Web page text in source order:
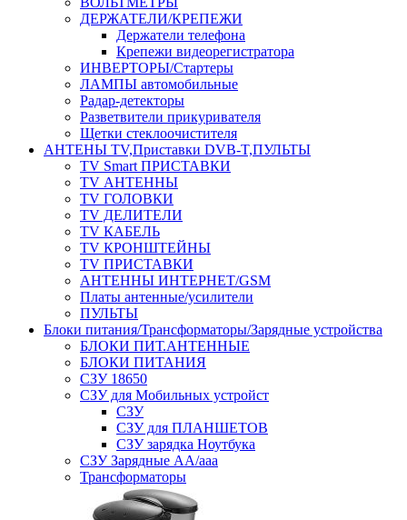
ДЕРЖАТЕЛИ/КРЕПЕЖИ
Держатели телефона
Крепежи видеорегистратора
ИНВЕРТОРЫ/Стартеры
ЛАМПЫ автомобильные
Радар-детекторы
Разветвители прикуривателя
Щетки стеклоочистителя
АНТЕНЫ ТV,Приставки DVB-T,ПУЛЬТЫ
TV Smart ПРИСТАВКИ
TV АНТЕННЫ
TV ГОЛОВКИ
TV ДЕЛИТЕЛИ
TV КАБЕЛЬ
TV КРОНШТЕЙНЫ
TV ПРИСТАВКИ
АНТЕННЫ ИНТЕРНЕТ/GSM
Платы антенные/усилители
ПУЛЬТЫ
Блоки питания/Трансформаторы/Зарядные устройства
БЛОКИ ПИТ.АНТЕННЫЕ
БЛОКИ ПИТАНИЯ
СЗУ 18650
СЗУ для Мобильных устройст
СЗУ
СЗУ для ПЛАНШЕТОВ
СЗУ зарядка Ноутбука
СЗУ Зарядные АА/ааа
Трансформаторы